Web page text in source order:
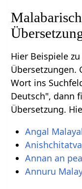
Hier Beispiele
Übersetzungen.
Wort ins
Deutsch", dann
Übersetzung.
Angal
Annan an
Annuru